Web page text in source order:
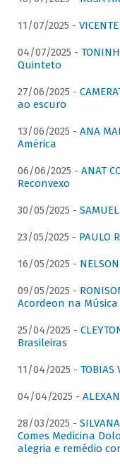
11/07/2025 -
04/07/2025 -
Quinteto
27/06/2025 -
ao escuro
13/06/2025 - ANA
América
06/06/2025 - ANAT
Reconvexo
30/05/2025 -
23/05/2025 - PAULO
16/05/2025 -
09/05/2025 -
Acordeon na Música
25/04/2025 -
Brasileiras
11/04/2025 -
04/04/2025 -
28/03/2025 -
Comes Medicina
alegria e remédio